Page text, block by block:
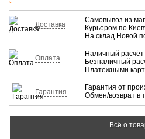
Доставка
Самовывоз из
Курьером по
На склад Новой
Оплата
Наличный расчёт
Безналичный
Платежными
Гарантия
Гарантия от
Обмен/возврат в
Всё о